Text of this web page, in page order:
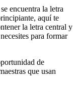
encuentra la letra
aquí te
la letra central y
para formar
de
que usan